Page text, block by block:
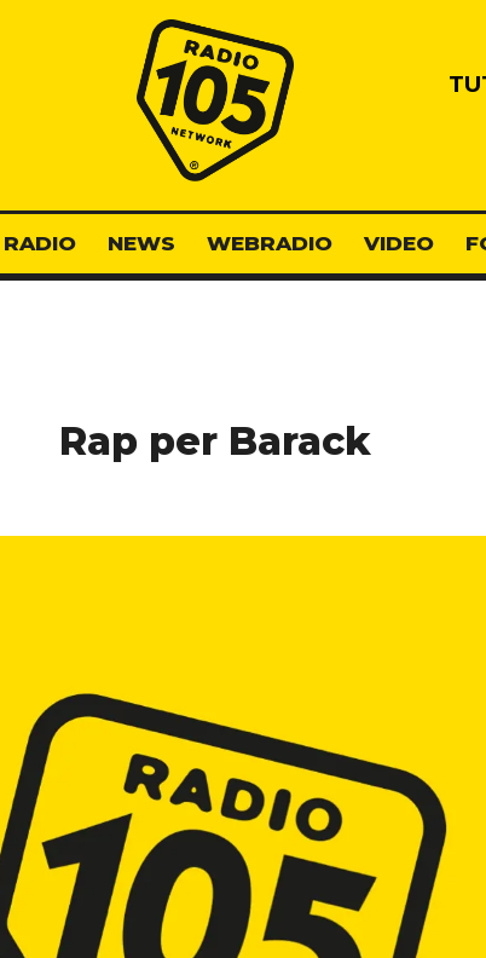
Radio 105
RADIO NEWS WEBRADIO VIDEO
Rap per Barack